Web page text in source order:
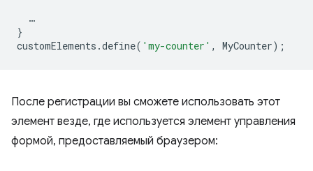
…
}
customElements .define( 'my-counter' , MyCounter);
После регистрации вы сможете использовать этот
элемент везде, где используется элемент управления
формой, предоставляемый браузером: